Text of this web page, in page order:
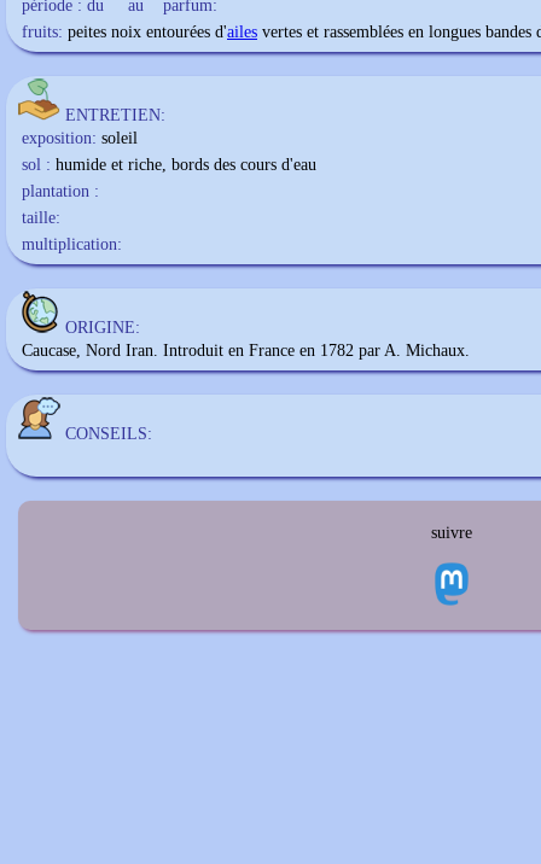
période : du
au
parfum:
fruits: peites noix entourées d'ailes vertes et rassemblées en longues bandes
ENTRETIEN:
exposition: soleil
sol : humide et riche, bords des cours d'eau
plantation :
taille:
multiplication:
ORIGINE:
Caucase, Nord Iran. Introduit en France en 1782 par A. Michaux.
CONSEILS:
suivre